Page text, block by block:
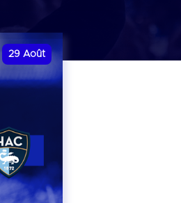
29 Août